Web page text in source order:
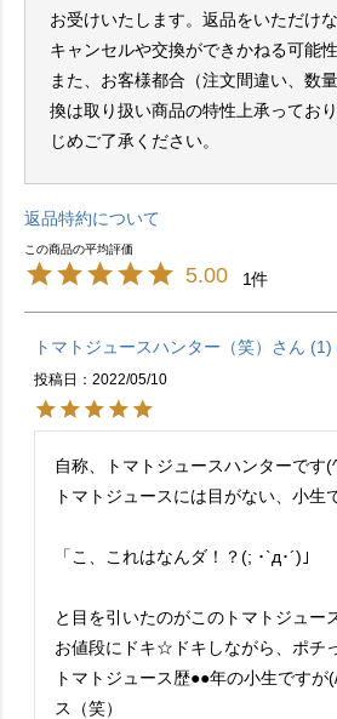
お受けいたします。返品をいただけ
キャンセルや交換ができかねる可能
また、お客様都合（注文間違い、数
換は取り扱い商品の特性上承ってお
じめご了承ください。
返品特約について
5.00 1
トマトジュースハンター（笑） 1
投稿日
2022/05/10
自称、トマトジュースハンターです
トマトジュースには目がない、小生
「こ、これはなんダ！？(; ･`д･´)」
と目を引いたのがこのトマトジュー
お値段にドキ☆ドキしながら、ポチ
トマトジュース歴●●年の小生です
ス（笑）